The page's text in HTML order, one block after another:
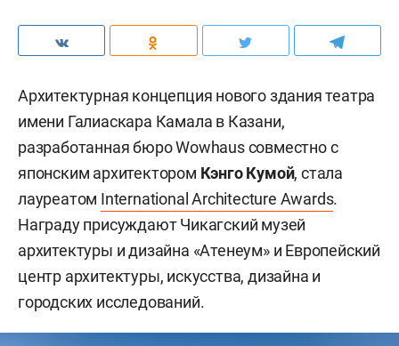
Архитектурная концепция нового здания театра
имени Галиаскара Камала в Казани,
разработанная бюро Wowhaus совместно с
японским архитектором Кэнго Кумой, стала
лауреатом International Architecture Awards.
Награду присуждают Чикагский музей
архитектуры и дизайна «Атенеум» и Европейский
центр архитектуры, искусства, дизайна и
городских исследований.